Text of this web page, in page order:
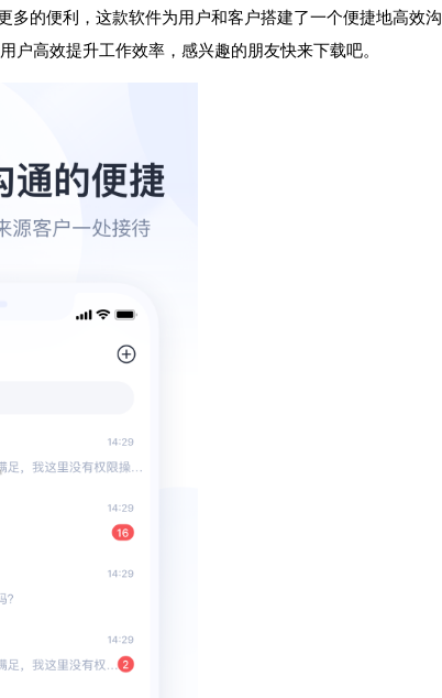
多的便利，这款软件为用户和客户搭建了一个便捷地高效沟
高效提升工作效率，感兴趣的朋友快来下载吧。